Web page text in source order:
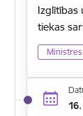
Izglītības
tiekas